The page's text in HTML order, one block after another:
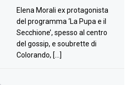
Elena Morali ex protagonista
del programma ‘La Pupa e il
Secchione’, spesso al centro
del gossip, e soubrette di
Colorando, […]